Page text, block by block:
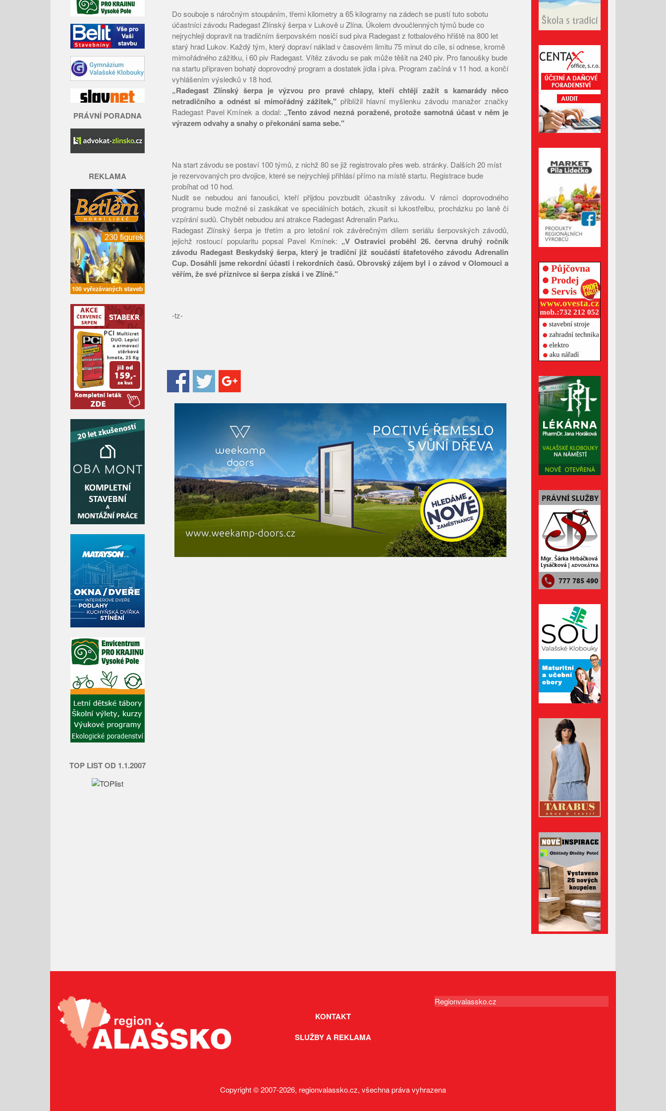
Leden 2026
Prosinec 2025
Listopad 2025
Říjen 2025
Září 2025
Srpen 2025
Červenec 2025
Červen 2025
Květen 2025
Duben 2025
Březen 2025
Únor 2025
Leden 2025
Prosinec 2024
Listopad 2024
Říjen 2024
Září 2024
Srpen 2024
Červenec 2024
Červen 2024
Květen 2024
Duben 2024
Březen 2024
Únor 2024
Prosinec 2023
Listopad 2023
Říjen 2023
Září 2023
Srpen 2023
Červenec 2023
Červen 2023
Duben 2023
Březen 2023
Únor 2023
Leden 2023
Prosinec 2022
Listopad 2022
Říjen 2022
Srpen 2022
Červenec 2022
Červen 2022
Květen 2022
Duben 2022
Březen 2022
Únor 2022
Prosinec 2021
Listopad 2021
Říjen 2021
Září 2021
Srpen 2021
Červenec 2021
Červen 2021
Květen 2021
Duben 2021
Březen 2021
Únor 2021
Leden 2021
Prosinec 2020
Listopad 2020
Říjen 2020
Květen 2020
PRÁVNÍ PORADNA
REKLAMA
TOP LIST OD 1.1.2007
Do souboje s náročným stoupáním, třemi kilometry a 65 kilogramy na zádech se pustí tuto sobotu
účastníci závodu Radegast Zlínský šerpa v Lukově u Zlína. Úkolem dvoučlenných týmů bude co
nejrychleji dopravit na tradičním šerpovském nosiči sud piva Radegast z fotbalového hřiště na 800 let
starý hrad Lukov. Každý tým, který dopraví náklad v časovém limitu 75 minut do cíle, si odnese, kromě
mimořádného zážitku, i 60 piv Radegast. Vítěz závodu se pak může těšit na 240 piv. Pro fanoušky bude
na startu připraven bohatý doprovodný program a dostatek jídla i piva. Program začíná v 11 hod. a končí
vyhlášením výsledků v 18 hod.
„Radegast Zlínský šerpa je výzvou pro pravé chlapy, kteří chtějí zažít s kamarády něco
netradičního a odnést si mimořádný zážitek," přiblížil hlavní myšlenku závodu manažer značky
Radegast Pavel Kmínek a dodal: „Tento závod nezná poražené, protože samotná účast v něm je
výrazem odvahy a snahy o překonání sama sebe."
Na start závodu se postaví 100 týmů, z nichž 80 se již registrovalo přes web. stránky. Dalších 20 míst
je rezervovaných pro dvojice, které se nejrychleji přihlásí přímo na místě startu. Registrace bude
probíhat od 10 hod.
Nudit se nebudou ani fanoušci, kteří přijdou povzbudit účastníky závodu. V rámci doprovodného
programu bude možné si zaskákat ve speciálních botách, zkusit si lukostřelbu, procházku po laně či
vzpírání sudů. Chybět nebudou ani atrakce Radegast Adrenalin Parku.
Radegast Zlínský šerpa je třetím a pro letošní rok závěrečným dílem seriálu šerpovských závodů,
jejichž rostoucí popularitu popsal Pavel Kmínek: „V Ostravici proběhl 26. června druhý ročník
závodu Radegast Beskydský šerpa, který je tradiční již součástí štafetového závodu Adrenalin
Cup. Dosáhli jsme rekordní účasti i rekordních časů. Obrovský zájem byl i o závod v Olomouci a
věřím, že své příznivce si šerpa získá i ve Zlíně."
-tz-
KONTAKT
SLUŽBY A REKLAMA
Regionvalassko.cz
Copyright © 2007-2026, regionvalassko.cz, všechna práva vyhrazena